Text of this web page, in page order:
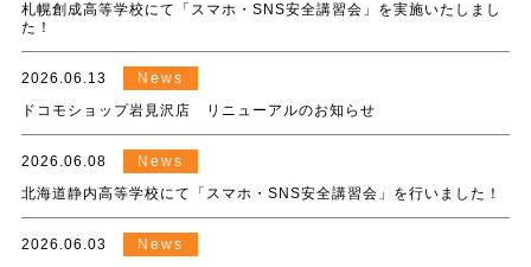
札幌創成高等学校にて「スマホ・SNS安全講習会」を実施いたしまし
た！
2026.06.13
News
ドコモショップ岩見沢店 リニューアルのお知らせ
2026.06.08
News
北海道静内高等学校にて「スマホ・SNS安全講習会」を行いました！
2026.06.03
News